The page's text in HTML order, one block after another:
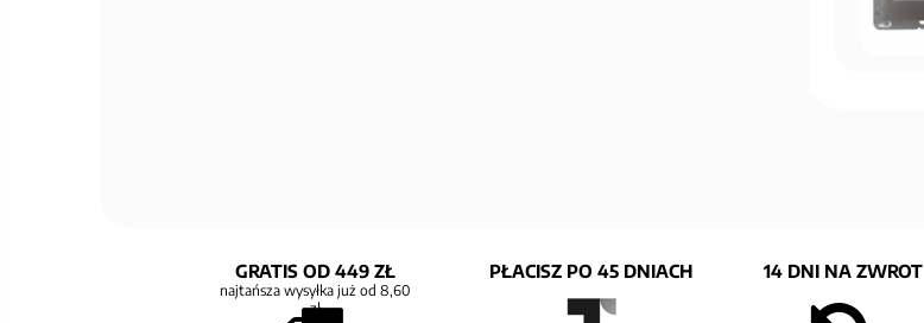
GRATIS OD 449 ZŁ
najtańsza wysyłka już od 8,60
zł
PŁACISZ PO 45 DNIACH 14 DNI NA ZWROT